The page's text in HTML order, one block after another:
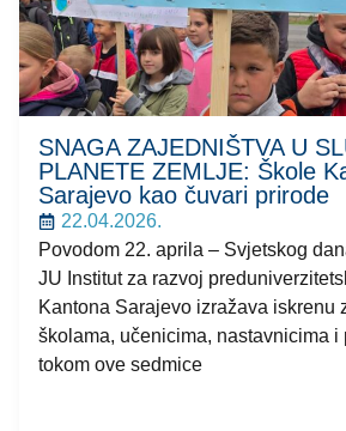
SNAGA ZAJEDNIŠTVA U
PLANETE ZEMLJE: Škole
Sarajevo kao čuvari prirode
22.04.2026.
Povodom 22. aprila – Svjetskog
JU Institut za razvoj
Kantona Sarajevo izražava iskrenu
školama, učenicima, nastavnicima i
tokom ove sedmice